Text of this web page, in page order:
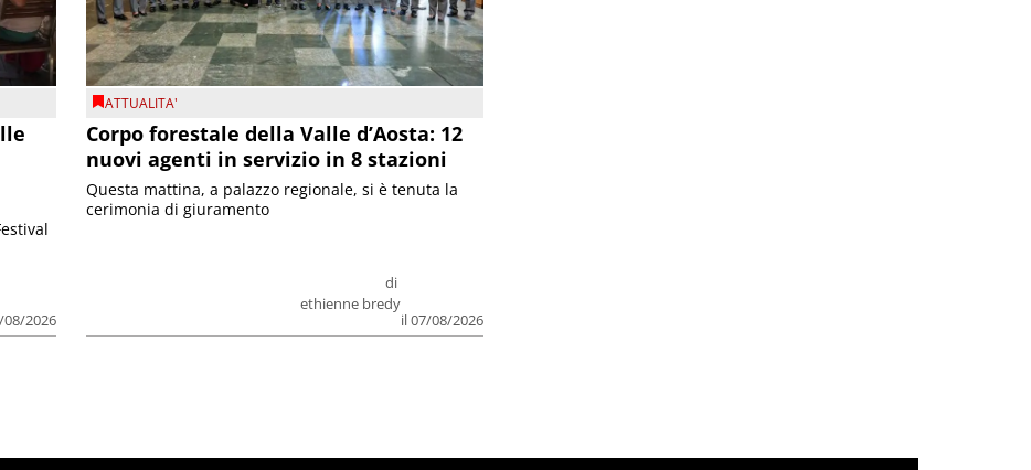
08/2026
ATTUALITA'
Corpo forestale della Valle d’Aosta: 12
nuovi agenti in servizio in 8 stazioni
di
ethienne bredy
il 07/08/2026
Questa mattina, a palazzo regionale, si è tenuta la
cerimonia di giuramento